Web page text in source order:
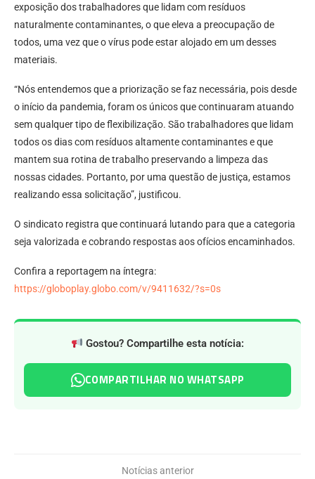
exposição dos trabalhadores que lidam com resíduos
naturalmente contaminantes, o que eleva a preocupação de
todos, uma vez que o vírus pode estar alojado em um desses
materiais.
“Nós entendemos que a priorização se faz necessária, pois desde
o início da pandemia, foram os únicos que continuaram atuando
sem qualquer tipo de flexibilização. São trabalhadores que lidam
todos os dias com resíduos altamente contaminantes e que
mantem sua rotina de trabalho preservando a limpeza das
nossas cidades. Portanto, por uma questão de justiça, estamos
realizando essa solicitação”, justificou.
O sindicato registra que continuará lutando para que a categoria
seja valorizada e cobrando respostas aos ofícios encaminhados.
Confira a reportagem na íntegra:
https://globoplay.globo.com/v/9411632/?s=0s
Gostou? Compartilhe esta notícia:
COMPARTILHAR NO WHATSAPP
Notícias anterior